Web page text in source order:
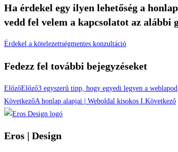
Ha érdekel egy ilyen lehetőség a
vedd fel velem a kapcsolatot az alábbi
Érdekel a kötelezettségmentes konzultáció
Fedezz fel további bejegyzéseket
ElőzőElőző3 egyszerű tipp, hogy egyedi legyen a weblapod
KövetkezőA honlap alapjai | Weboldal kisokos I. Következő
Eros | Design